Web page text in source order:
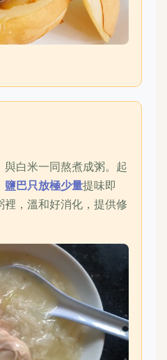
白米一同熬煮成粥。起
鹽巴只放極少量提味即
，溫和好消化，提供修